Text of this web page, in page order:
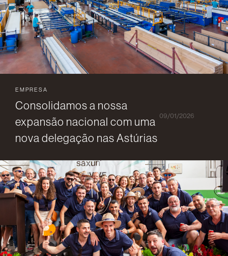
EMPRESA
Consolidamos a nossa
expansão nacional com uma
nova delegação nas Astúrias
09/01/2026